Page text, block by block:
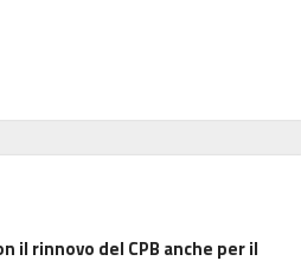
il rinnovo del CPB anche per il